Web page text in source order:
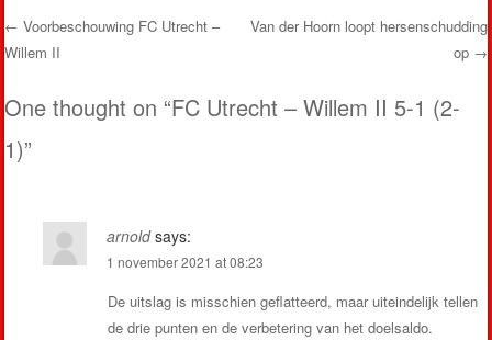
Post navigation
← Voorbeschouwing FC Utrecht –
Willem II
Van der Hoorn loopt hersenschudding
op →
One thought on “FC Utrecht – Willem II 5-1 (2-
1)”
arnold says:
1 november 2021 at 08:23
De uitslag is misschien geflatteerd, maar uiteindelijk tellen
de drie punten en de verbetering van het doelsaldo.